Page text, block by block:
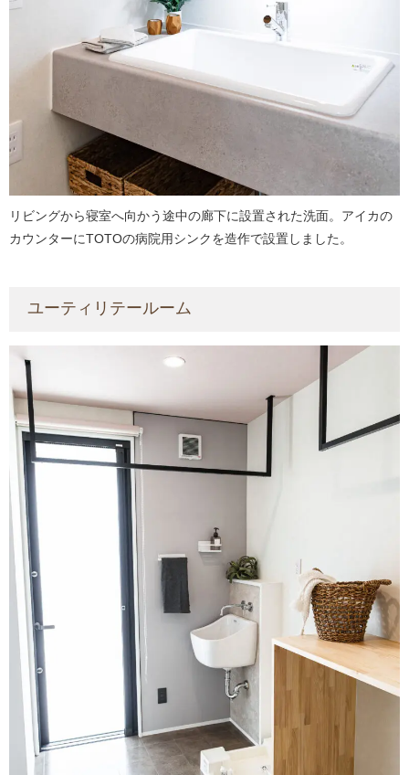
リビングから寝室へ向かう途中の廊下に設置された洗面。アイカの
カウンターにTOTOの病院用シンクを造作で設置しました。
ユーティリテールーム